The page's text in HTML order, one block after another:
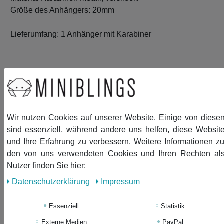
Größe des Anhängers: 20mm
Lieferumfang: 1 Anhänger mit Karabiner
Ähnliche Artikel
-14%
Grapefruit Charm Miniblings
Zipper Pull Anhänger Orange
Limette Frucht Scheibe
7,77 € *
In den Warenkorb
Wir nutzen Cookies auf unserer Website. Einige von
sind essenziell, während andere uns helfen, diese
und Ihre Erfahrung zu verbessern. Weitere Informationen
den von uns verwendeten Cookies und Ihren Rechten
Nutzer finden Sie hier:
Daten­schutz­erklärung
Impressum
Essenziell Statistik
Externe Medien PayPal